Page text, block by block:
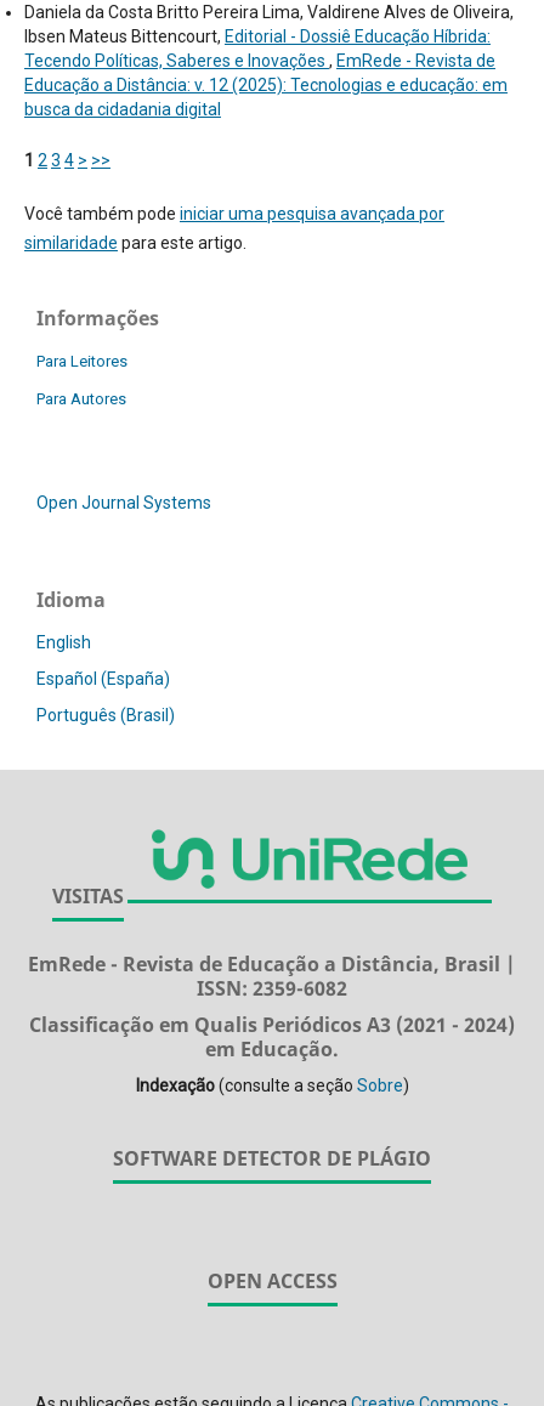
Daniela da Costa Britto Pereira Lima, Valdirene Alves de Oliveira,
Ibsen Mateus Bittencourt, Editorial - Dossiê Educação Híbrida:
Tecendo Políticas, Saberes e Inovações , EmRede - Revista de
Educação a Distância: v. 12 (2025): Tecnologias e educação: em
busca da cidadania digital
1 2 3 4 > >>
Você também pode iniciar uma pesquisa avançada por
similaridade para este artigo.
Informações
Para Leitores
Para Autores
Open Journal Systems
Idioma
English
Español (España)
Português (Brasil)
VISITAS
EmRede - Revista de Educação a Distância, Brasil |
ISSN: 2359-6082
Classificação em Qualis Periódicos A3 (2021 - 2024)
em Educação.
Indexação(consulte a seção Sobre)
SOFTWARE DETECTOR DE PLÁGIO
OPEN ACCESS